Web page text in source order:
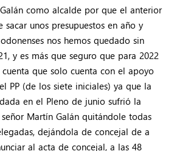
como alcalde por que el anterior
unos presupuestos en año y
nos hemos quedado sin
y es más que seguro que para 2022
que solo cuenta con el apoyo
PP (de los siete iniciales) ya que la
en el Pleno de junio sufrió la
Martín Galán quitándole todas
dejándola de concejal de a
al acta de concejal, a las 48